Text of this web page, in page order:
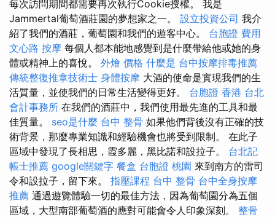
每次訪問期間都需要再次執行Cookie授權。 我是
Jammertal葡萄酒莊園的夢想家之一。 設立投資公司 我介
紹了我們的酒莊，葡萄園和我們的遊客中心。 台胞證 費用
文心路 按摩 每個人都本能地感覺到是什麼帶給他或她的身
體或精神上的喜悅。 外燴 價格 什麼是 台中按摩排毒推薦
傳統整復推拿技術士 身體按摩 大酒的使命是實現我們的生
活質量，並使我們的日常生活變得更好。 台胞證 香港 台北
會計事務所 在我們的酒莊中，我們使用最先進的工具和最
佳質量。 seo是什麼 台中 整骨 如果他們背後沒有正確的技
術背景，那麼專業知識和經驗機會也將受到限制。 在此子
區域中發現了長相思，霞多麗，黑比諾和設拉子。 台北記
帳士推薦 google關鍵字 餐盒 台胞證 桃園 來到南方的雷司
令和設拉子，留下來。 指壓課程 台中 整骨 台中全身按摩
推薦 通過遊覽體驗一切的最佳方法，因為葡萄園分為五個
區域，大型南部葡萄酒的應對可能會令人印象深刻。 整骨